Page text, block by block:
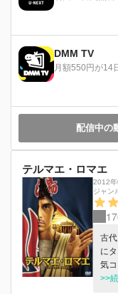
＆
DMM TV
月額550円が14
配信中の
テルマエ・ロマエ
2012
ジャン
古
に
気
タ
>>